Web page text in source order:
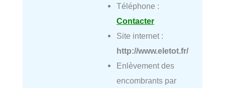
Téléphone :
Contacter
Site internet :
http://www.eletot.fr/
Enlèvement des
encombrants par